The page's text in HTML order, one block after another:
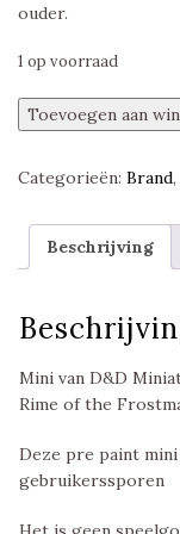
ouder.
1 op voorraad
Snow
Goblin,
Dale
the
D&D
Miniatures
aantal
Toevoegen aan
Categorieën: Brand,
Beschrijving
Mini van D&D
Rime of the
Deze pre paint
gebruikerssporen